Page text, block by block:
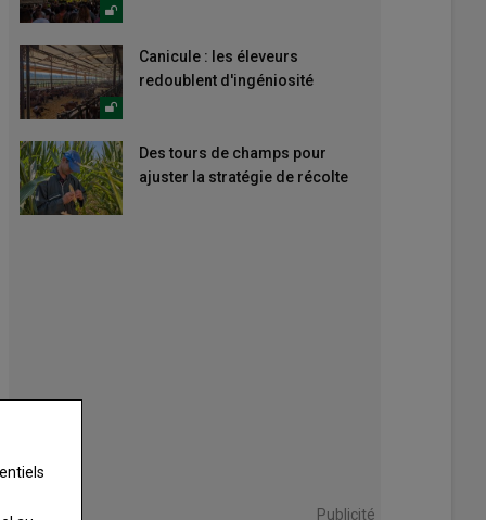
Canicule : les éleveurs
redoublent d'ingéniosité
Des tours de champs pour
ajuster la stratégie de récolte
Publicité